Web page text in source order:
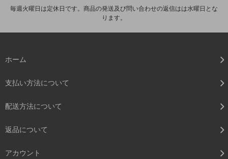
毎週火曜日は定休日です。商品の発送及び問い合わせの返信はは水曜日とな
ります。
ホーム
支払い方法について
配送方法について
返品について
アカウント